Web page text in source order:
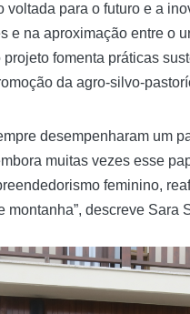
voltada para o futuro e a
e na aproximação entre o
fomenta práticas
da agro-silvo-
desempenharam um
muitas vezes esse
feminino,
montanha”, descreve